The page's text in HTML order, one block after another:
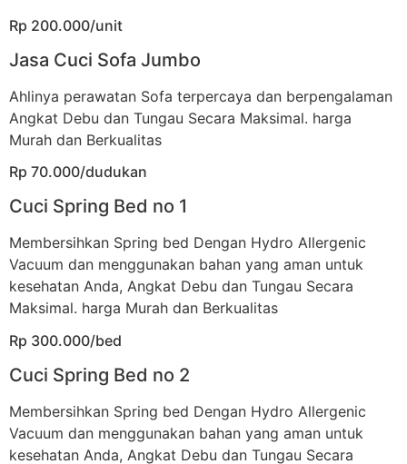
Rp 200.000/unit
Jasa Cuci Sofa Jumbo
Ahlinya perawatan Sofa terpercaya dan berpengalaman
Angkat Debu dan Tungau Secara Maksimal. harga
Murah dan Berkualitas
Rp 70.000/dudukan
Cuci Spring Bed no 1
Membersihkan Spring bed Dengan Hydro Allergenic
Vacuum dan menggunakan bahan yang aman untuk
kesehatan Anda, Angkat Debu dan Tungau Secara
Maksimal. harga Murah dan Berkualitas
Rp 300.000/bed
Cuci Spring Bed no 2
Membersihkan Spring bed Dengan Hydro Allergenic
Vacuum dan menggunakan bahan yang aman untuk
kesehatan Anda, Angkat Debu dan Tungau Secara